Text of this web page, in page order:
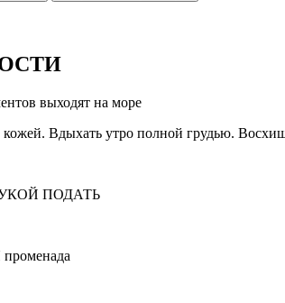
выходят на море
Вдыхать утро полной грудью.
ПОДАТЬ